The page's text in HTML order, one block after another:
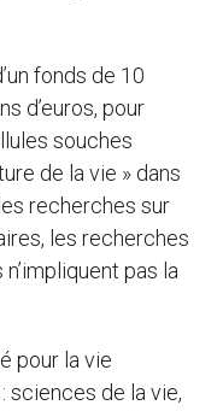
fonds de 10
d’euros, pour
souches
de la vie » dans
recherches sur
les recherches
pas la
pour la vie
de la vie,